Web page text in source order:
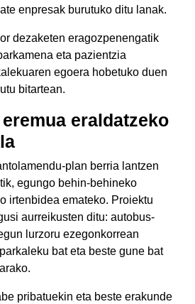
enpresak burutuko ditu lanak.
dezaketen eragozpenengatik
eta pazientzia
egoera hobetuko duen
bitartean.
eraldatzeko
plan berria lantzen
egungo behin-behineko
irtenbidea emateko. Proiektu
aurreikusten ditu: autobus-
lurzoru ezegonkorrean
bat eta beste gune bat
pribatuekin eta beste erakunde